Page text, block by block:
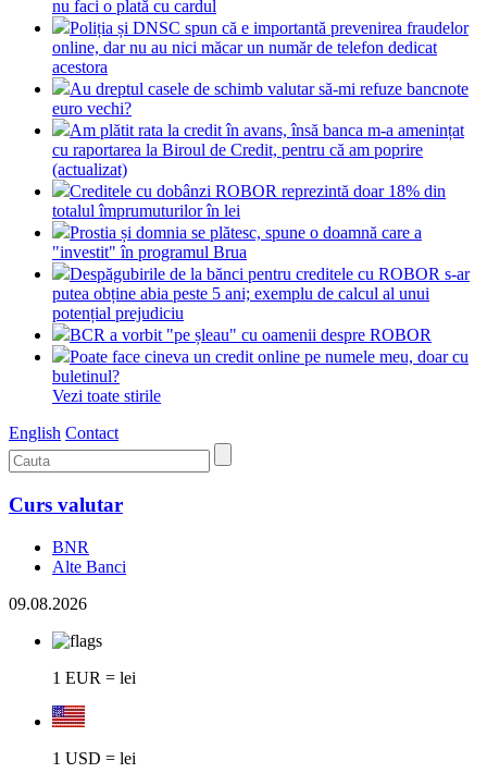
nu faci o plată cu cardul
Poliția și DNSC spun că e importantă prevenirea fraudelor
online, dar nu au nici măcar un număr de telefon dedicat
acestora
Au dreptul casele de schimb valutar să-mi refuze bancnote
euro vechi?
Am plătit rata la credit în avans, însă banca m-a amenințat
cu raportarea la Biroul de Credit, pentru că am poprire
(actualizat)
Creditele cu dobânzi ROBOR reprezintă doar 18% din
totalul împrumuturilor în lei
Prostia și domnia se plătesc, spune o doamnă care a
"investit" în programul Brua
Despăgubirile de la bănci pentru creditele cu ROBOR s-ar
putea obține abia peste 5 ani; exemplu de calcul al unui
potențial prejudiciu
BCR a vorbit "pe șleau" cu oamenii despre ROBOR
Poate face cineva un credit online pe numele meu, doar cu
buletinul?
Vezi toate stirile
English Contact
Curs valutar
BNR
Alte Banci
09.08.2026
1 EUR = lei
1 USD = lei